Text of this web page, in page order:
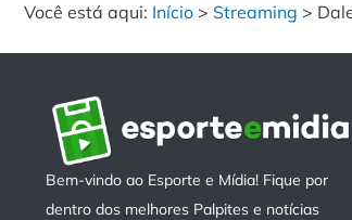
Você está aqui: Início > Streaming >
Bem-vindo ao Esporte e Mídia! Fique por
dentro dos melhores Palpites e notícias